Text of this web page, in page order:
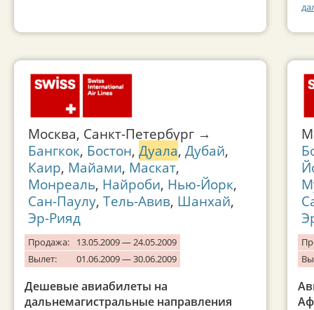
Москва, Санкт-Петербург →
Бангкок, Бостон, Дуала, Дубай,
Каир, Майами, Маскат,
Монреаль, Найроби, Нью-Йорк,
Сан-Паулу, Тель-Авив, Шанхай,
Эр-Рияд
Продажа:
13.05.2009 — 24.05.2009
Вылет:
01.06.2009 — 30.06.2009
Дешевые авиабилеты на
дальнемагистральные направления